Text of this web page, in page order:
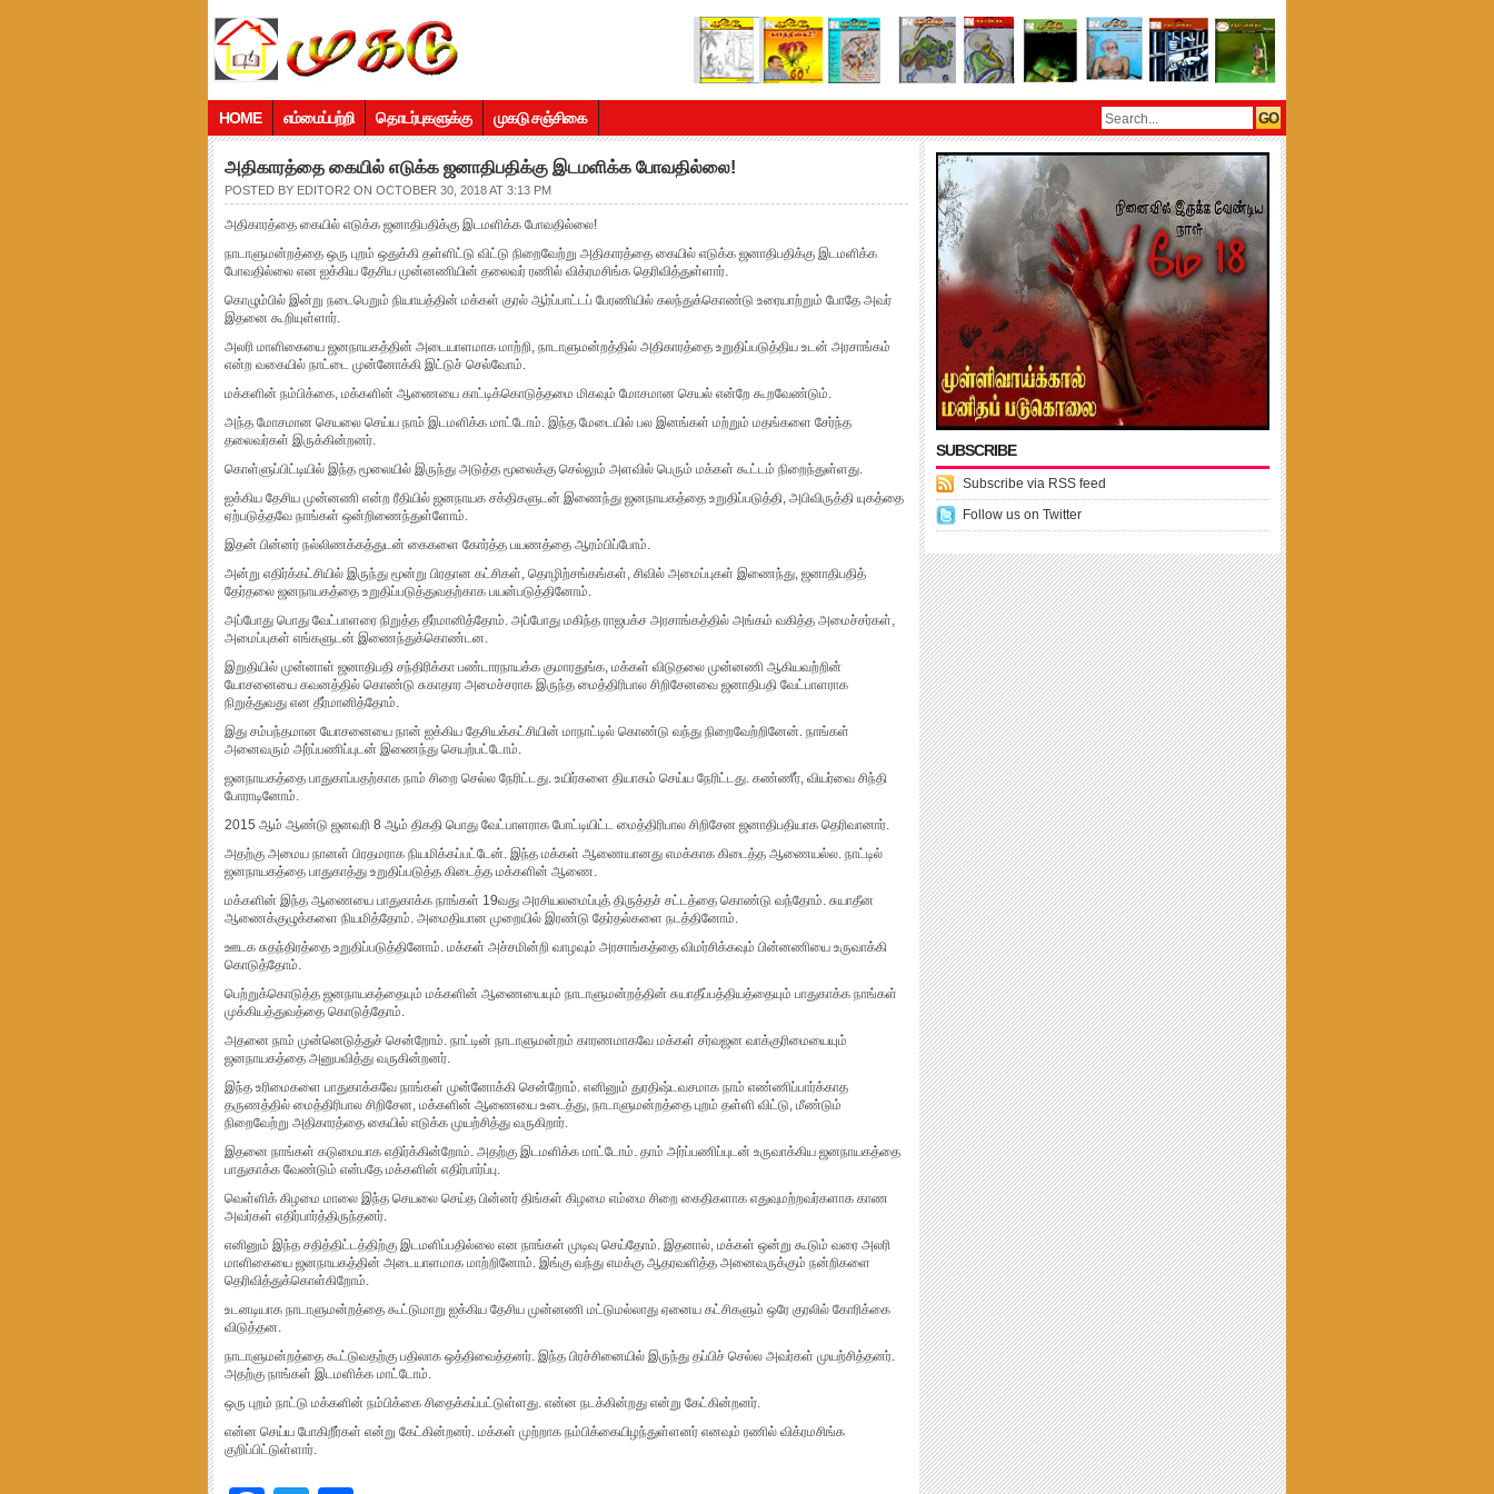
HOME எம்மைப்பற்றி தொடர்புகளுக்கு முகடு சஞ்சிகை
அதிகாரத்தை கையில் எடுக்க ஜனாதிபதிக்கு இடமளிக்க போவதில்லை!
POSTED BY EDITOR2 ON OCTOBER 30, 2018 AT 3:13 PM
அதிகாரத்தை கையில் எடுக்க ஜனாதிபதிக்கு இடமளிக்க போவதில்லை!
நாடாளுமன்றத்தை ஒரு புறம் ஒதுக்கி தள்ளிட்டு விட்டு நிறைவேற்று அதிகாரத்தை கையில் எடுக்க ஜனாதிபதிக்கு இடமளிக்க
போவதில்லை என ஐக்கிய தேசிய முன்னணியின் தலைவர் ரணில் விக்ரமசிங்க தெரிவித்துள்ளார்.
கொழும்பில் இன்று நடைபெறும் நியாயத்தின் மக்கள் குரல் ஆர்ப்பாட்டப் பேரணியில் கலந்துக்கொண்டு உரையாற்றும் போதே அவர்
இதனை கூறியுள்ளார்.
அலரி மாளிகையை ஜனநாயகத்தின் அடையாளமாக மாற்றி, நாடாளுமன்றத்தில் அதிகாரத்தை உறுதிப்படுத்திய உடன் அரசாங்கம்
என்ற வகையில் நாட்டை முன்னோக்கி இட்டுச் செல்வோம்.
மக்களின் நம்பிக்கை, மக்களின் ஆணையை காட்டிக்கொடுத்தமை மிகவும் மோசமான செயல் என்றே கூறவேண்டும்.
அந்த மோசமான செயலை செய்ய நாம் இடமளிக்க மாட்டோம். இந்த மேடையில் பல இனங்கள் மற்றும் மதங்களை சேர்ந்த
தலைவர்கள் இருக்கின்றனர்.
கொள்ளுப்பிட்டியில் இந்த மூலையில் இருந்து அடுத்த மூலைக்கு செல்லும் அளவில் பெரும் மக்கள் கூட்டம் நிறைந்துள்ளது.
ஐக்கிய தேசிய முன்னணி என்ற ரீதியில் ஜனநாயக சக்திகளுடன் இணைந்து ஜனநாயகத்தை உறுதிப்படுத்தி, அபிவிருத்தி யுகத்தை
ஏற்படுத்தவே நாங்கள் ஒன்றிணைந்துள்ளோம்.
இதன் பின்னர் நல்லிணக்கத்துடன் கைகளை கோர்த்த பயணத்தை ஆரம்பிப்போம்.
அன்று எதிர்க்கட்சியில் இருந்து மூன்று பிரதான கட்சிகள், தொழிற்சங்கங்கள், சிவில் அமைப்புகள் இணைந்து, ஜனாதிபதித்
தேர்தலை ஜனநாயகத்தை உறுதிப்படுத்துவதற்காக பயன்படுத்தினோம்.
அப்போது பொது வேட்பாளரை நிறுத்த தீர்மானித்தோம். அப்போது மகிந்த ராஜபக்ச அரசாங்கத்தில் அங்கம் வகித்த அமைச்சர்கள்,
அமைப்புகள் எங்களுடன் இணைந்துக்கொண்டன.
இறுதியில் முன்னாள் ஜனாதிபதி சந்திரிக்கா பண்டாரநாயக்க குமாரதுங்க, மக்கள் விடுதலை முன்னணி ஆகியவற்றின்
யோசனையை கவனத்தில் கொண்டு சுகாதார அமைச்சராக இருந்த மைத்திரிபால சிறிசேனவை ஜனாதிபதி வேட்பாளராக
நிறுத்துவது என தீர்மானித்தோம்.
இது சம்பந்தமான யோசனையை நான் ஐக்கிய தேசியக்கட்சியின் மாநாட்டில் கொண்டு வந்து நிறைவேற்றினேன். நாங்கள்
அனைவரும் அர்ப்பணிப்புடன் இணைந்து செயற்பட்டோம்.
ஜனநாயகத்தை பாதுகாப்பதற்காக நாம் சிறை செல்ல நேரிட்டது. உயிர்களை தியாகம் செய்ய நேரிட்டது. கண்ணீர், வியர்வை சிந்தி
போராடினோம்.
2015 ஆம் ஆண்டு ஜனவரி 8 ஆம் திகதி பொது வேட்பாளராக போட்டியிட்ட மைத்திரிபால சிறிசேன ஜனாதிபதியாக தெரிவானார்.
அதற்கு அமைய நானள் பிரதமராக நியமிக்கப்பட்டேன். இந்த மக்கள் ஆணையானது எமக்காக கிடைத்த ஆணையல்ல. நாட்டில்
ஜனநாயகத்தை பாதுகாத்து உறுதிப்படுத்த கிடைத்த மக்களின் ஆணை.
மக்களின் இந்த ஆணையை பாதுகாக்க நாங்கள் 19வது அரசியலமைப்புத் திருத்தச் சட்டத்தை கொண்டு வந்தோம். சுயாதீன
ஆணைக்குழுக்களை நியமித்தோம். அமைதியான முறையில் இரண்டு தேர்தல்களை நடத்தினோம்.
ஊடக சுதந்திரத்தை உறுதிப்படுத்தினோம். மக்கள் அச்சமின்றி வாழவும் அரசாங்கத்தை விமர்சிக்கவும் பின்னணியை உருவாக்கி
கொடுத்தோம்.
பெற்றுக்கொடுத்த ஜனநாயகத்தையும் மக்களின் ஆணையையும் நாடாளுமன்றத்தின் சுயாதீப்பத்தியத்தையும் பாதுகாக்க நாங்கள்
முக்கியத்துவத்தை கொடுத்தோம்.
அதனை நாம் முன்னெடுத்துச் சென்றோம். நாட்டின் நாடாளுமன்றம் காரணமாகவே மக்கள் சர்வஜன வாக்குரிமையையும்
ஜனநாயகத்தை அனுபவித்து வருகின்றனர்.
இந்த உரிமைகளை பாதுகாக்கவே நாங்கள் முன்னோக்கி சென்றோம். எனினும் துரதிஷ்டவசமாக நாம் எண்ணிப்பார்க்காத
தருணத்தில் மைத்திரிபால சிறிசேன, மக்களின் ஆணையை உடைத்து, நாடாளுமன்றத்தை புறம் தள்ளி விட்டு, மீண்டும்
நிறைவேற்று அதிகாரத்தை கையில் எடுக்க முயற்சித்து வருகிறார்.
இதனை நாங்கள் கடுமையாக எதிர்க்கின்றோம். அதற்கு இடமளிக்க மாட்டோம். தாம் அர்ப்பணிப்புடன் உருவாக்கிய ஜனநாயகத்தை
பாதுகாக்க வேண்டும் என்பதே மக்களின் எதிர்பார்ப்பு.
வெள்ளிக் கிழமை மாலை இந்த செயலை செய்த பின்னர் திங்கள் கிழமை எம்மை சிறை கைதிகளாக எதுவுமற்றவர்களாக காண
அவர்கள் எதிர்பார்த்திருந்தனர்.
எனினும் இந்த சதித்திட்டத்திற்கு இடமளிப்பதில்லை என நாங்கள் முடிவு செய்தோம். இதனால், மக்கள் ஒன்று கூடும் வரை அலரி
மாளிகையை ஜனநாயகத்தின் அடையாளமாக மாற்றினோம். இங்கு வந்து எமக்கு ஆதரவளித்த அனைவருக்கும் நன்றிகளை
தெரிவித்துக்கொள்கிறோம்.
உடனடியாக நாடாளுமன்றத்தை கூட்டுமாறு ஐக்கிய தேசிய முன்னணி மட்டுமல்லாது ஏனைய கட்சிகளும் ஒரே குரலில் கோரிக்கை
விடுத்தன.
நாடாளுமன்றத்தை கூட்டுவதற்கு பதிலாக ஒத்திவைத்தனர். இந்த பிரச்சினையில் இருந்து தப்பிச் செல்ல அவர்கள் முயற்சித்தனர்.
அதற்கு நாங்கள் இடமளிக்க மாட்டோம்.
ஒரு புறம் நாட்டு மக்களின் நம்பிக்கை சிதைக்கப்பட்டுள்ளது. என்ன நடக்கின்றது என்று கேட்கின்றனர்.
என்ன செய்ய போகிறீர்கள் என்று கேட்கின்றனர். மக்கள் முற்றாக நம்பிக்கையிழந்துள்ளனர் எனவும் ரணில் விக்ரமசிங்க
குறிப்பிட்டுள்ளார்.
SUBSCRIBE
Subscribe via RSS feed
Follow us on Twitter